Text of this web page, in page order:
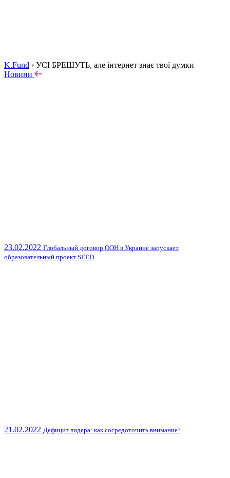
K.Fund › УСІ БРЕШУТЬ, але інтернет знає твої думки
Новини
23.02.2022 Глобальный договор ООН в Украине запускает
образовательный проект SEED
21.02.2022 Дефицит лидера: как сосредоточить внимание?